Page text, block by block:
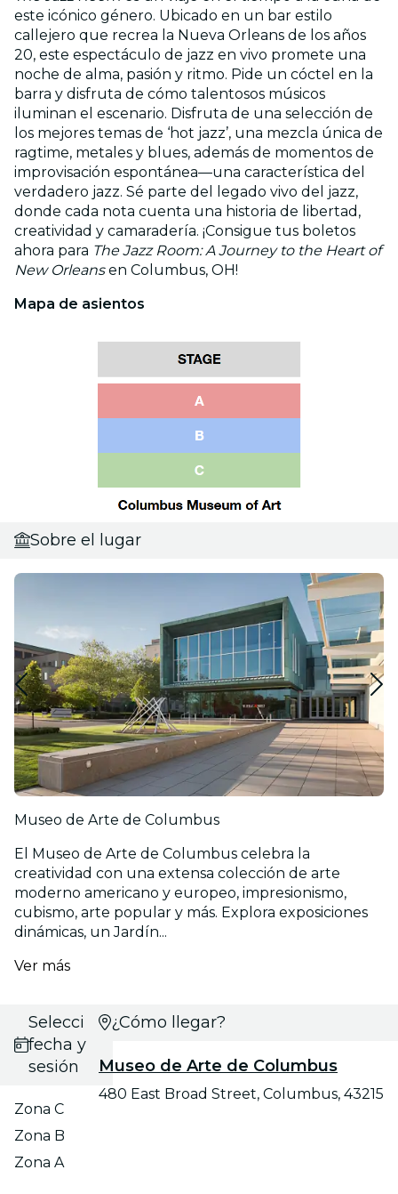
este icónico género. Ubicado en un bar estilo
callejero que recrea la Nueva Orleans de los años
20, este espectáculo de jazz en vivo promete una
noche de alma, pasión y ritmo. Pide un cóctel en la
barra y disfruta de cómo talentosos músicos
iluminan el escenario. Disfruta de una selección de
los mejores temas de ‘hot jazz’, una mezcla única de
ragtime, metales y blues, además de momentos de
improvisación espontánea—una característica del
verdadero jazz. Sé parte del legado vivo del jazz,
donde cada nota cuenta una historia de libertad,
creatividad y camaradería. ¡Consigue tus boletos
ahora para The Jazz Room: A Journey to the Heart of
New Orleansen Columbus, OH!
Mapa de asientos
Sobre el lugar
Museo de Arte de Columbus
El Museo de Arte de Columbus celebra la
creatividad con una extensa colección de arte
moderno americano y europeo, impresionismo,
cubismo, arte popular y más. Explora exposiciones
dinámicas, un Jardín...
Ver más
Selecciona
fecha y
sesión
Zona C
Zona B
Zona A
¿Cómo llegar?
Museo de Arte de Columbus
480 East Broad Street, Columbus, 43215